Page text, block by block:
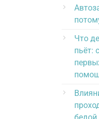
Что
пьёт: